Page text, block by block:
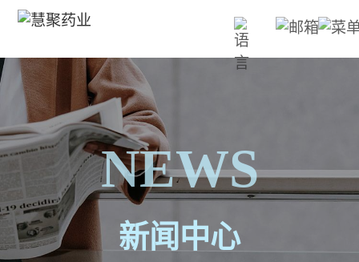
NEWS
新闻中心